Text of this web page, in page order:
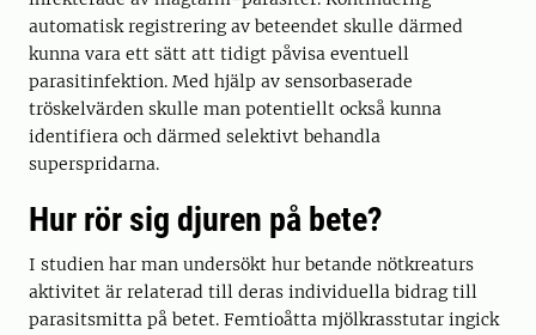
automatisk registrering av beteendet skulle därmed
kunna vara ett sätt att tidigt påvisa eventuell
parasitinfektion. Med hjälp av sensorbaserade
tröskelvärden skulle man potentiellt också kunna
identifiera och därmed selektivt behandla
superspridarna.
Hur rör sig djuren på bete?
I studien har man undersökt hur betande nötkreaturs
aktivitet är relaterad till deras individuella bidrag till
parasitsmitta på betet. Femtioåtta mjölkrasstutar ingick